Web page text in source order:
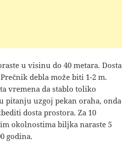
u visinu do 40 metara. Dosta
debla može biti 1-2 m.
vremena da stablo toliko
pitanju uzgoj pekan oraha, onda
dosta prostora. Za 10
okolnostima biljka naraste 5
godina.